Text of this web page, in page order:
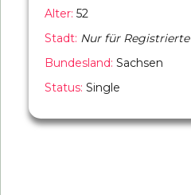
Alter: 52
Stadt: Nur für
Bundesland: Sachsen
Status: Single